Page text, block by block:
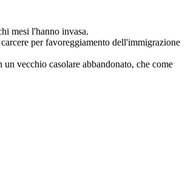
mesi l'hanno invasa.
per favoreggiamento dell'immigrazione
vecchio casolare abbandonato, che come